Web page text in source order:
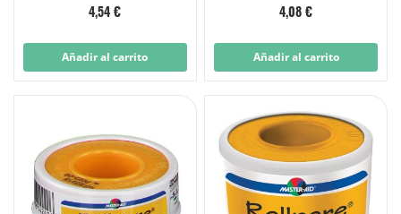
2,5 cm x 5 m
4,54 €
Añadir al carrito
8x50cm4,08 €
Añadir al carrito